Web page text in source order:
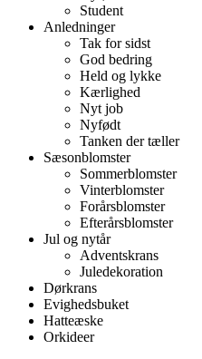
Student
Anledninger
Tak for sidst
God bedring
Held og lykke
Kærlighed
Nyt job
Nyfødt
Tanken der tæller
Sæsonblomster
Sommerblomster
Vinterblomster
Forårsblomster
Efterårsblomster
Jul og nytår
Adventskrans
Juledekoration
Dørkrans
Evighedsbuket
Hatteæske
Orkideer